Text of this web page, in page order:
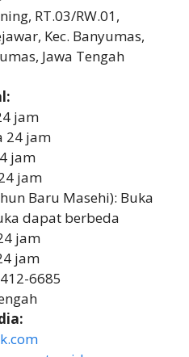
RT.03/RW.01,
Kec. Banyumas,
Jawa Tengah
jam
24 jam
jam
jam
Baru Masehi): Buka
dapat berbeda
jam
jam
6685